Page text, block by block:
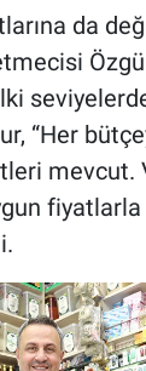
da
“Her
mevcut.